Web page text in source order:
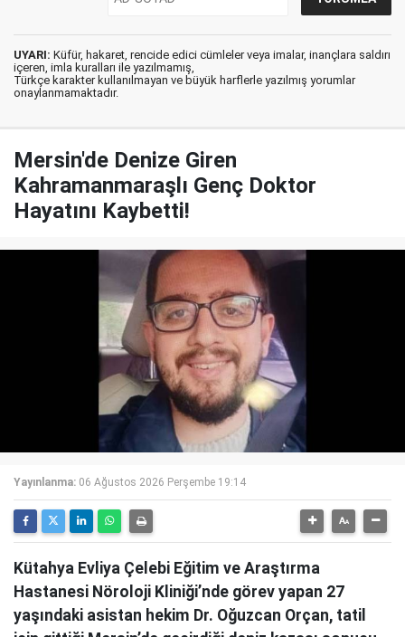
UYARI: Küfür, hakaret, rencide edici cümleler veya imalar, inançlara saldırı
içeren, imla kuralları ile yazılmamış,
Türkçe karakter kullanılmayan ve büyük harflerle yazılmış yorumlar
onaylanmamaktadır.
Mersin'de Denize Giren
Kahramanmaraşlı Genç Doktor
Hayatını Kaybetti!
Yayınlanma: 06 Ağustos 2026 Perşembe 19:14
Kütahya Evliya Çelebi Eğitim ve Araştırma
Hastanesi Nöroloji Kliniği’nde görev yapan 27
yaşındaki asistan hekim Dr. Oğuzcan Orçan, tatil